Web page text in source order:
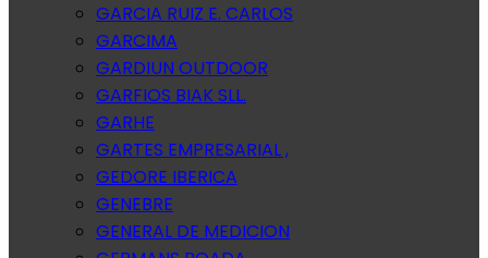
GARCIA RUIZ E. CARLOS
GARCIMA
GARDIUN OUTDOOR
GARFIOS BIAK SLL.
GARHE
GARTES EMPRESARIAL ,
GEDORE IBERICA
GENEBRE
GENERAL DE MEDICION